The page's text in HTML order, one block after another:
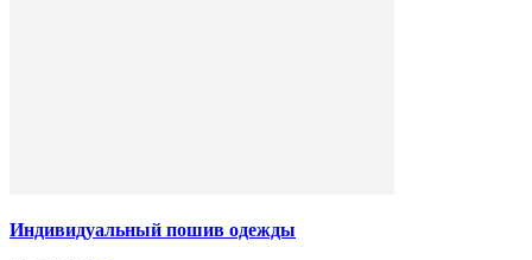
Индивидуальный пошив одежды